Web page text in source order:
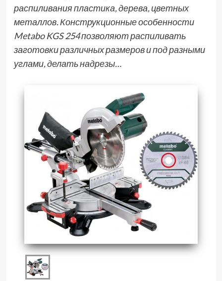
распиливания пластика, дерева, цветных
металлов. Конструкционные особенности
Metabo KGS 254 позволяют распиливать
заготовки различных размеров и под разными
углами, делать надрезы…